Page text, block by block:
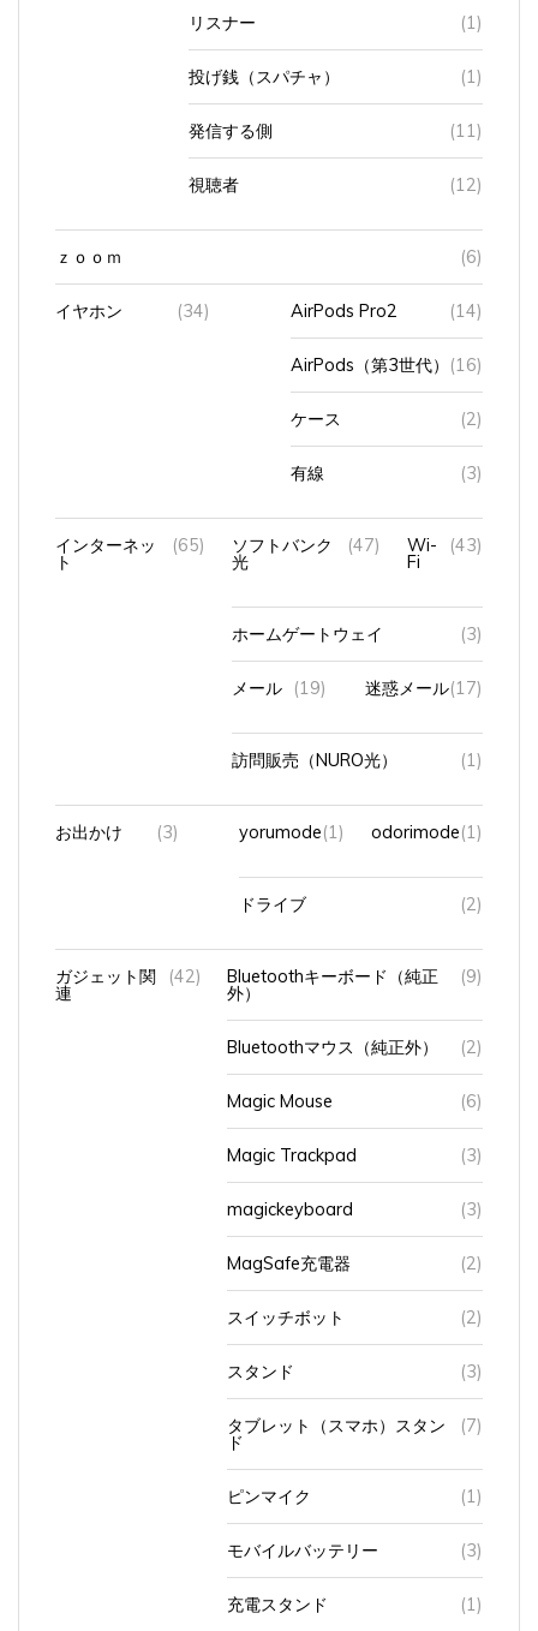
リスナー (1)
投げ銭（スパチャ） (1)
発信する側 (11)
視聴者 (12)
ｚｏｏｍ (6)
イヤホン (34) AirPods Pro2 (14)
AirPods（第3世代） (16)
ケース (2)
有線 (3)
インターネッ
ト
(65) ソフトバンク
光
(47) Wi-
Fi
(43)
ホームゲートウェイ (3)
メール (19) 迷惑メール(17)
訪問販売（NURO光） (1)
お出かけ (3) yorumode(1) odorimode(1)
ドライブ (2)
ガジェット関
連
(42) Bluetoothキーボード（純正
外）
(9)
Bluetoothマウス（純正外） (2)
Magic Mouse (6)
Magic Trackpad (3)
magickeyboard (3)
MagSafe充電器 (2)
スイッチボット (2)
スタンド (3)
タブレット（スマホ）スタン
ド
(7)
ピンマイク (1)
モバイルバッテリー (3)
充電スタンド (1)